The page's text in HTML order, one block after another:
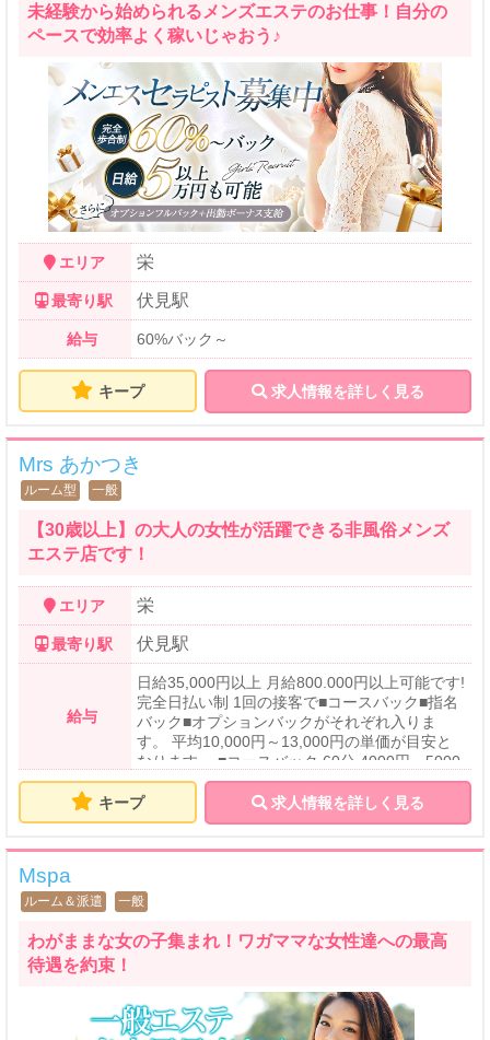
未経験から始められるメンズエステのお仕事！自分の
ペースで効率よく稼いじゃおう♪
エリア 栄
最寄り駅 伏見駅
給与 60%バック～
キープ 求人情報を詳しく見る
Mrs あかつき
ルーム型 一般
【30歳以上】の大人の女性が活躍できる非風俗メンズ
エステ店です！
エリア 栄
最寄り駅 伏見駅
給与
日給35,000円以上 月給800.000円以上可能です!
完全日払い制 1回の接客で■コースバック■指名
バック■オプションバックがそれぞれ入りま
す。 平均10,000円～13,000円の単価が目安と
なります。 ■コースバック 60分 4000円～5000
円 75分 5000円～6000円 90分 6000円～7000
円 105分 7000円～8000円 120分 8500円～950
0円 ※成績に応じてスライドUPするシステムで
+1000円 泡ホイップ +2000円 オイル増し +200
様が追加される実績がございます。
キープ 求人情報を詳しく見る
Mspa
ルーム＆派遣 一般
わがままな女の子集まれ！ワガママな女性達への最高
待遇を約束！